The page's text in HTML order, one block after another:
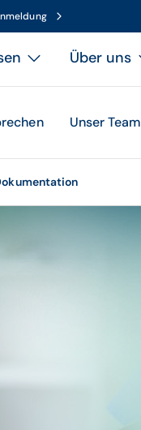
Über uns
Unser Team